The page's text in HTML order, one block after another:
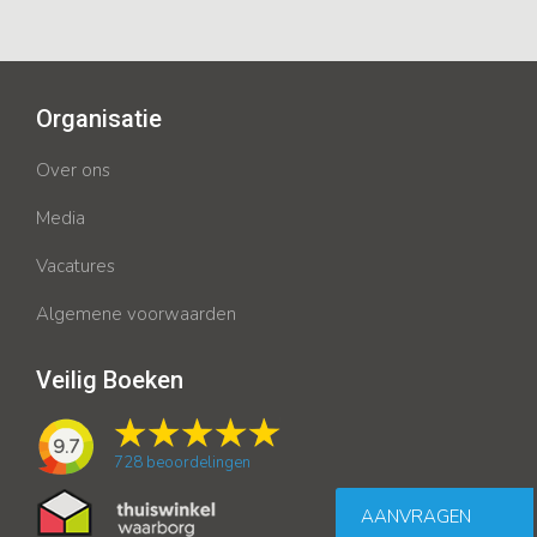
AANVRAGEN
Organisatie
Over ons
Media
Vacatures
Algemene voorwaarden
Veilig Boeken
9.7
728 beoordelingen